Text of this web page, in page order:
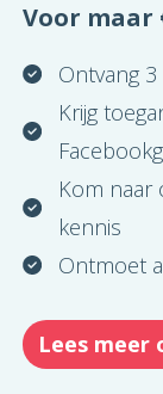
Voor maar
Ontvang
Krijg
Kom naar
kennis
Ontmoet
Lees meer